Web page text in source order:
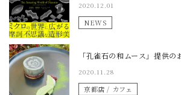
2020.12.01
NEWS
「孔雀石の和ムース」提供の
2020.11.28
京都店 / カフェ